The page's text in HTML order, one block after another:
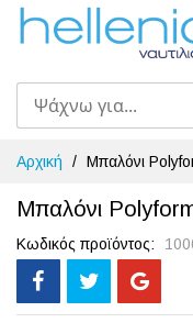
Μετάβαση
στο
περιεχόμενο
Αρχική Μπαλόνι
Μπαλόνι
Κωδικός προϊόντος